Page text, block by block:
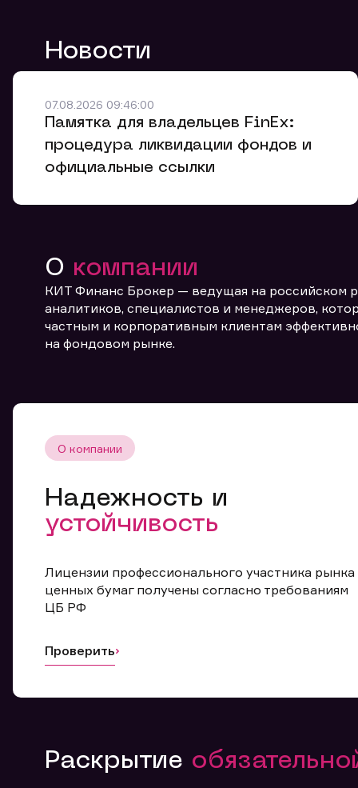
Новости
07.08.2026 09:46:00
Памятка для владельцев FinEx:
процедура ликвидации фондов и
официальные ссылки
О компании
КИТ Финанс Брокер — ведущая на российском
аналитиков, специалистов и менеджеров,
частным и корпоративным клиентам
на фондовом рынке.
О компании
Надежность и
устойчивость
Лицензии профессионального участника рынка
ценных бумаг получены согласно требованиям
ЦБ РФ
Проверить
Раскрытие
Ваше